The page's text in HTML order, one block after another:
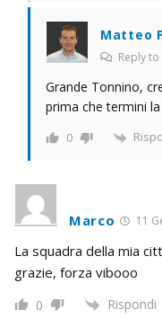
Matteo
Reply to
Grande Tonnino,
prima che termini
0
Marco 11
La squadra della mia
grazie, forza vibooo
0 Rispondi